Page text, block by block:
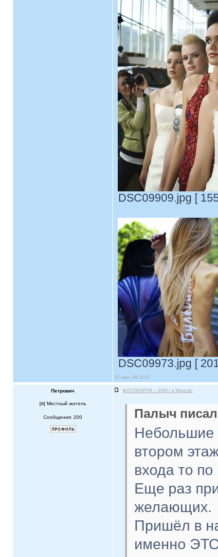
DSC09909.jpg [
DSC09973.jpg [
07 июн, 09 15:07
Петрович ФОТОФОРУМ – 2009 / в Минске!
[ ] Местный житель
Сообщения: 200 Палыч
Небольшие
втором
входа то
Еще раз
желающих.
Пришёл в
именно